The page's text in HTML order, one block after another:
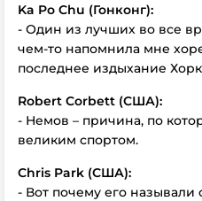
Ka Po Chu (Гонконг):
- Один из лучших во все
чем-то напомнила мне
последнее издыхание
Robert Corbett (США):
- Немов – причина, по
великим спортом.
Chris Park (США):
- Вот почему его называли